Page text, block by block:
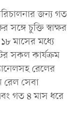
জন্য গত
চুক্তি স্বাক্ষর
মাসের মধ্যে
সকল কার্যক্রম
রেলের
রেল সেবা
গত ৪ মাস ধরে